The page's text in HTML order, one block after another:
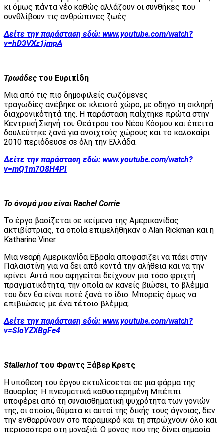
κι όμως πάντα νέο καθώς αλλάζουν οι συνθήκες που
συνθλίβουν τις ανθρώπινες ζωές.
Δείτε την παράσταση εδώ: www.youtube.com/watch?
v=hD3VXz1jmpA
Τρωάδες του Ευριπίδη
Μια από τις πιο δημοφιλείς σωζόμενες
τραγωδίες ανέβηκε σε κλειστό χώρο, με οδηγό τη σκληρή
διαχρονικότητά της. Η παράσταση παίχτηκε πρώτα στην
Κεντρική Σκηνή του Θεάτρου του Νέου Κόσμου και έπειτα
δουλεύτηκε ξανά για ανοιχτούς χώρους και το καλοκαίρι
2010 περιόδευσε σε όλη την Ελλάδα.
Δείτε την παράσταση εδώ: www.youtube.com/watch?
v=mQ1m7O8H4PI
Το όνομά μου είναι Rachel Corrie
Το έργο βασίζεται σε κείμενα της Αμερικανίδας
ακτιβίστριας, τα οποία επιμελήθηκαν ο Alan Rickman και η
Katharine Viner.
Μια νεαρή Αμερικανίδα Εβραία αποφασίζει να πάει στην
Παλαιστίνη για να δει από κοντά την αλήθεια και να την
κρίνει. Αυτά που αφηγείται δείχνουν μια τόσο φριχτή
πραγματικότητα, την οποία αν κανείς βιώσει, το βλέμμα
του δεν θα είναι ποτέ ξανά το ίδιο. Μπορείς όμως να
επιβιώσεις με ένα τέτοιο βλέμμα;
Δείτε την παράσταση εδώ: www.youtube.com/watch?
v=SloYZXBgFe4
Stallerhofτου Φραντς Ξάβερ Κρετς
Η υπόθεση του έργου εκτυλίσσεται σε μια φάρμα της
Βαυαρίας. Η πνευματικά καθυστερημένη Μπέππι
υποφέρει από τη συναισθηματική ψυχρότητα των γονιών
της, οι οποίοι, θύματα κι αυτοί της δικής τους άγνοιας, δεν
την ενθαρρύνουν στο παραμικρό και τη σπρώχνουν όλο και
περισσότερο στη μοναξιά. Ο μόνος που της δίνει σημασία